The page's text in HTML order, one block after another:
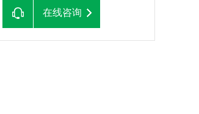
在线咨询